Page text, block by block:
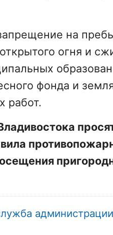
на
огня и
фонда и
работ.
администрации